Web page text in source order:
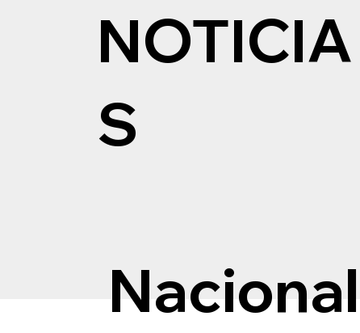
NOTICIA
S
Nacional